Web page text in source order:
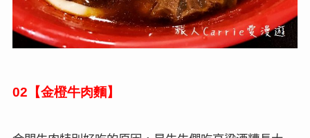
02 【金橙牛肉麵】